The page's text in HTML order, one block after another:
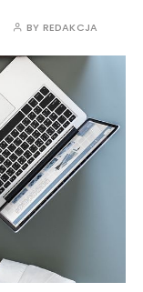
BY REDAKCJA